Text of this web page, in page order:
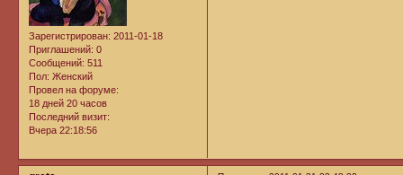
Зарегистрирован: 2011-01-18
Приглашений: 0
Сообщений: 511
Пол: Женский
Провел на форуме:
18 дней 20 часов
Последний визит:
Вчера 22:18:56